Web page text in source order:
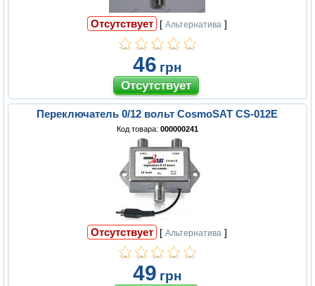
Отсутствует [Альтернатива ]
46 грн
Переключатель 0/12 вольт CosmoSAT CS-012E
Код товара: 000000241
Отсутствует [Альтернатива ]
49 грн